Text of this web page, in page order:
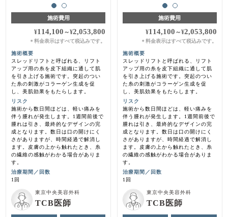
施術費用
¥114,100 ～¥2,053,800
＊料金表示はすべて税込みです。
施術概要
スレッドリフトと呼ばれる、リフト
アップ用の糸を皮下組織に通して肌
を引き上げる施術です。突起のつい
た糸の刺激がコラーゲン生成を促
し、美肌効果をもたらします。
リスク
施術から数日間ほどは、軽い痛みを
伴う腫れが発生します。1週間前後で
腫れは引き、最終的なデザインの完
成となります。数日は口の開けにく
さがありますが、時間経過で解消し
ます。皮膚の上から触れたとき、糸
の繊維の感触がわかる場合がありま
す。
治療期間／回数
1回
東京中央美容外科
TCB医師
施術費用
¥114,100 ～¥2,053,800
＊ 料金表示はすべて税込みです。
施術概要
スレッドリフトと呼ばれる、リフト
アップ用の糸を皮下組織に通して肌
を引き上げる施術です。突起のつい
た糸の刺激がコラーゲン生成を促
し、美肌効果をもたらします。
リスク
施術から数日間ほどは、軽い痛みを
伴う腫れが発生します。1週間前後で
腫れは引き、最終的なデザインの完
成となります。数日は口の開けにく
さがありますが、時間経過で解消し
ます。皮膚の上から触れたとき、糸
の繊維の感触がわかる場合がありま
す。
治療期間／回数
1回
東京中央美容外科
TCB医師